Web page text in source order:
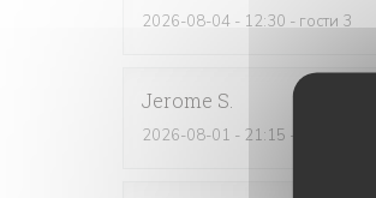
2026-08-04 - 12:30 - гости 3
Jerome S
2026-08-01 - 21:15 - гости 4